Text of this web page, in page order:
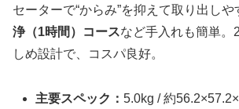
セーターで“からみ”を抑えて取り出し
浄（1時間）コースなど手入れも簡単。
しめ設計で、コスパ良好。
主要スペック：5.0kg / 約